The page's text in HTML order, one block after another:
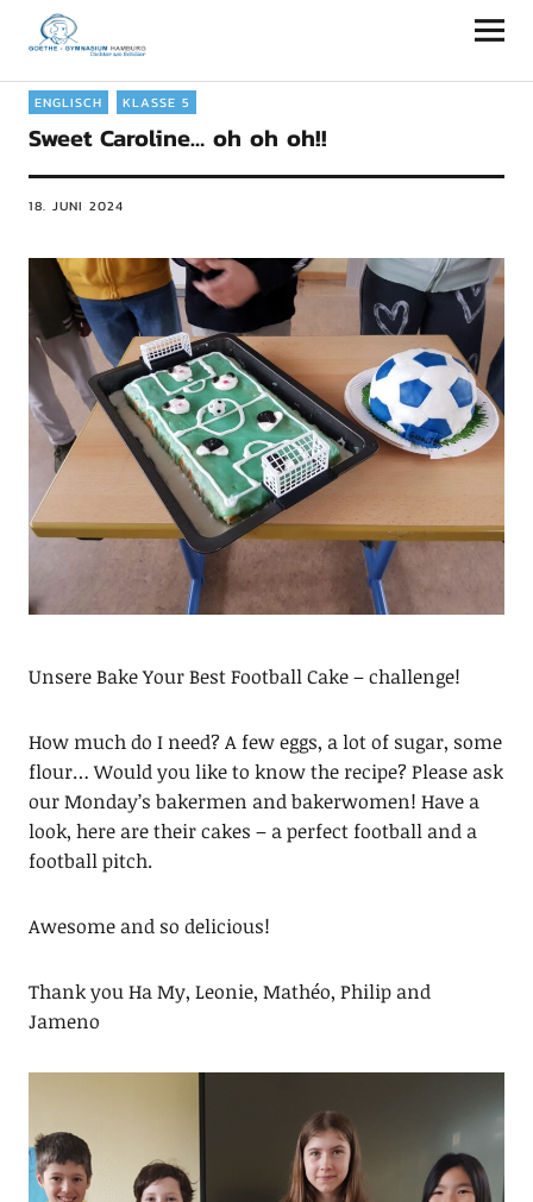
Goethe-Gymnasium Hamburg
ENGLISCH KLASSE 5
Sweet Caroline… oh oh oh!!
18. JUNI 2024
Unsere Bake Your Best Football Cake – challenge!
How much do I need? A few eggs, a lot of sugar, some
flour… Would you like to know the recipe? Please ask
our Monday’s bakermen and bakerwomen! Have a
look, here are their cakes – a perfect football and a
football pitch.
Awesome and so delicious!
Thank you Ha My, Leonie, Mathéo, Philip and
Jameno